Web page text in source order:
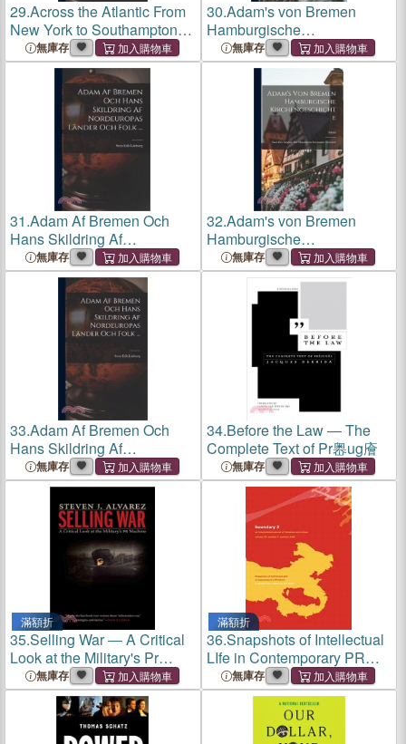
29.Across the Atlantic From
New York to Southampton,
Havre, and Bremen
無庫存
30.Adam's von Bremen
Hamburgische
Kirchengeschichte: Nach
der Ausgabe der
Monumenta Germaniae
Übersetzt
無庫存
31.Adam Af Bremen Och
Hans Skildring Af
Nordeuropas Länder Och
Folk ...
無庫存
32.Adam's von Bremen
Hamburgische
Kirchengeschichte: Nach
der Ausgabe der
Monumenta Germaniae
Übersetzt
無庫存
33.Adam Af Bremen Och
Hans Skildring Af
Nordeuropas Länder Och
Folk ...
無庫存
34.Before the Law ― The
Complete Text of Pr嶴ug廥
無庫存
滿額折
35.Selling War ― A Critical
Look at the Military's Pr
Machine
無庫存
滿額折
36.Snapshots of Intellectual
LIfe in Contemporary PR
China無庫存